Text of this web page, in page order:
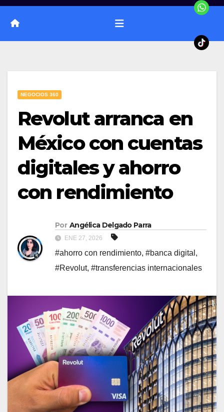
NEGOCIOS 360
Revolut arranca en
México con cuentas
digitales y ahorro
con rendimiento
Por Angélica Delgado Parra
ENE 27, 2026
#ahorro con rendimiento, #banca digital ,
#Revolut, #transferencias internacionales